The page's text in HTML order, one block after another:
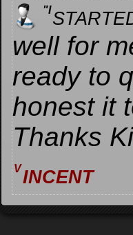
"I
well for
ready to
honest it
Thanks
Vincent